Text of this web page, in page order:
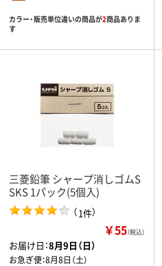
カラー・販売単位違いの商品が2商品ありま
す
三菱鉛筆 シャープ消しゴムS
SKS 1パック(5個入)
（1件）
￥55（税込）
お届け日：8月9日（日）
お急ぎ便：8月8日（土）